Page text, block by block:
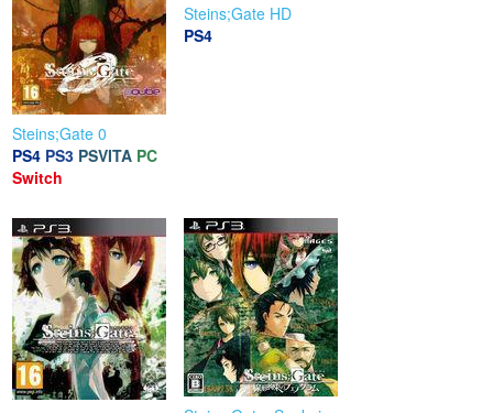
Steins;Gate 0
PS4 PS3 PSVITA PC
Switch
Steins;Gate HD
PS4